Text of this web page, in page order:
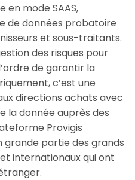
en mode SAAS,
de données probatoire
et sous-traitants.
des risques pour
de garantir la
c’est une
directions achats avec
la donnée auprès des
Provigis
grande partie des grands
internationaux qui ont